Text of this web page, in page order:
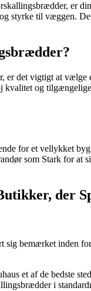
er
styrke til væggen.
det vigtigt at vælge
og
for et vellykket
som Stark for
der
sig bemærket inden
et af de bedste
i